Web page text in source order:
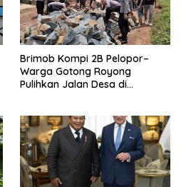
Brimob Kompi 2B Pelopor–
Warga Gotong Royong
Pulihkan Jalan Desa di